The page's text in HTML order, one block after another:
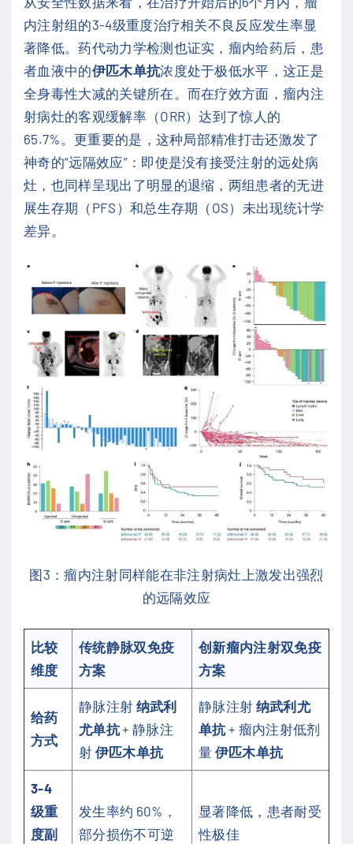
内注射组的3-4级重度治疗相关不良反应发生率显
著降低。药代动力学检测也证实，瘤内给药后，患
者血液中的伊匹木单抗浓度处于极低水平，这正是
全身毒性大减的关键所在。而在疗效方面，瘤内注
射病灶的客观缓解率（ORR）达到了惊人的
65.7%。更重要的是，这种局部精准打击还激发了
神奇的“远隔效应”：即使是没有接受注射的远处病
灶，也同样呈现出了明显的退缩，两组患者的无进
展生存期（PFS）和总生存期（OS）未出现统计学
差异。
图3：瘤内注射同样能在非注射病灶上激发出强烈
的远隔效应
比较
维度
传统静脉双免疫
方案
创新瘤内注射双免疫
方案
给药
方式
静脉注射 纳武利
尤单抗+ 静脉注
射 伊匹木单抗
静脉注射 纳武利尤
单抗+ 瘤内注射低剂
量 伊匹木单抗
3-4
级重
度副
发生率约 60%，
部分损伤不可逆
显著降低，患者耐受
性极佳